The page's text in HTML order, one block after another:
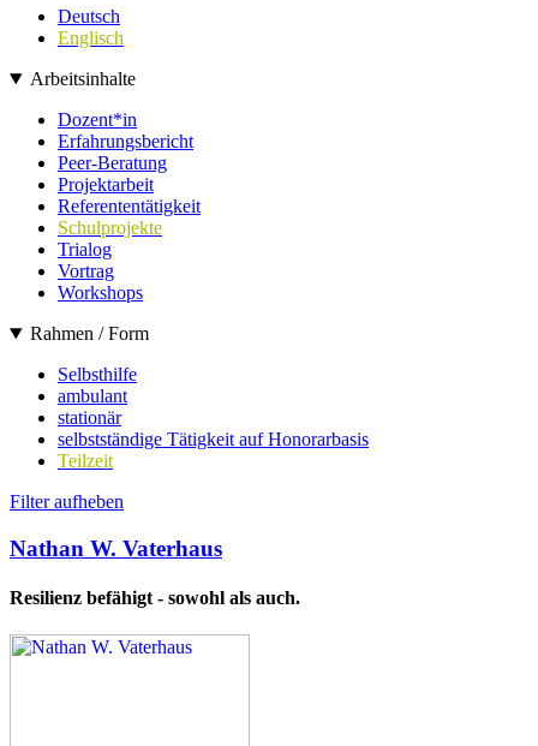
Deutsch
Englisch
Arbeitsinhalte
Dozent*in
Erfahrungsbericht
Peer-Beratung
Projektarbeit
Referententätigkeit
Schulprojekte
Trialog
Vortrag
Workshops
Rahmen / Form
Selbsthilfe
ambulant
stationär
selbstständige Tätigkeit auf Honorarbasis
Teilzeit
Filter aufheben
Nathan W. Vaterhaus
Resilienz befähigt - sowohl als auch.